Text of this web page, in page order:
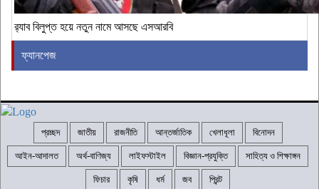
র‍্যাব বিলুপ্ত হয়ে নতুন নামে আসছে এসআরবি
ফ্যানপেজ
প্রচ্ছদ জাতীয় রাজনীতি আন্তর্জাতিক খেলাধূলা বিনোদন
আইন-আদালত অর্থ-বাণিজ্য লাইফস্টাইল বিজ্ঞান-প্রযুক্তি সাহিত্য ও শিক্ষাঙ্গন
ফিচার কৃষি ধর্ম জব প্রিন্ট